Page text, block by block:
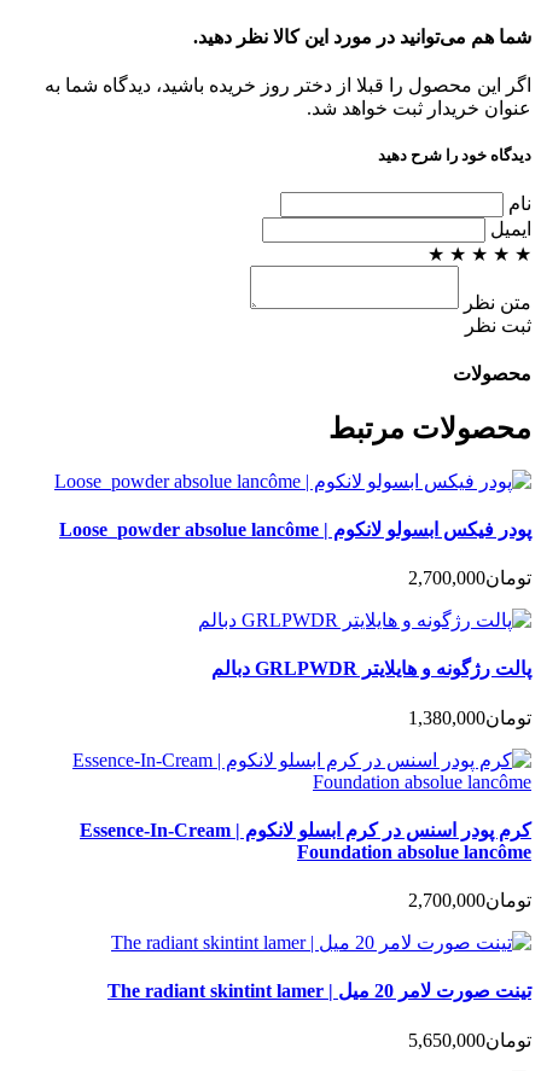
شما هم می‌توانید در مورد این کالا نظر دهید.
اگر این محصول را قبلا از دختر روز خریده باشید، دیدگاه شما به
عنوان خریدار ثبت خواهد شد.
دیدگاه خود را شرح دهید
نام
ایمیل
★
★
★
★
★
متن نظر
ثبت نظر
محصولات
محصولات مرتبط
پودر فیکس ابسولو لانکوم | Loose_powder absolue lancôme
تومان2,700,000
پالت رژگونه و هایلایتر GRLPWDR دبالم
تومان1,380,000
کرم پودر اسنس در کرم ابسلو لانکوم | Essence-In-Cream
Foundation absolue lancôme
تومان2,700,000
تینت صورت لامر 20 میل | The radiant skintint lamer
تومان5,650,000